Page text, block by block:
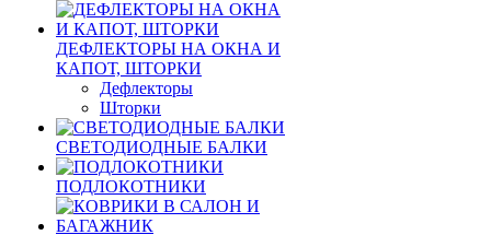
ДЕФЛЕКТОРЫ НА ОКНА И
КАПОТ, ШТОРКИ
Дефлекторы
Шторки
СВЕТОДИОДНЫЕ БАЛКИ
ПОДЛОКОТНИКИ